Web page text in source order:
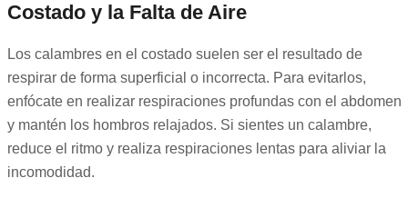
Costado y la Falta de Aire
Los calambres en el costado suelen ser el resultado de
respirar de forma superficial o incorrecta. Para evitarlos,
enfócate en realizar respiraciones profundas con el abdomen
y mantén los hombros relajados. Si sientes un calambre,
reduce el ritmo y realiza respiraciones lentas para aliviar la
incomodidad.